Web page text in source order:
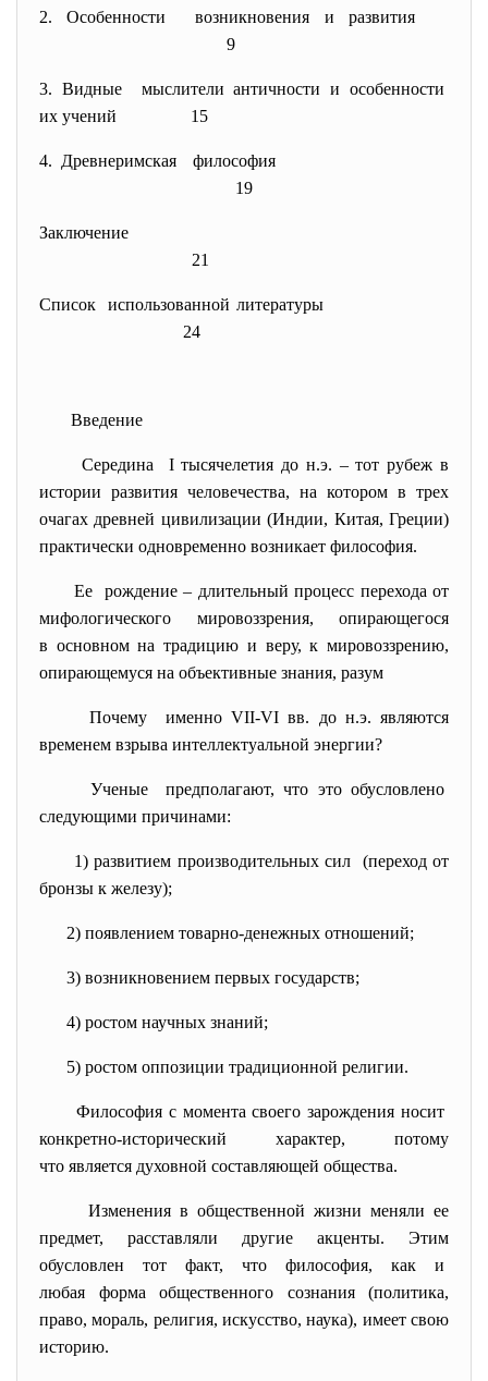
2. Особенности возникновения и развития
9
3. Видные мыслители античности и особенности
их учений 15
4. Древнеримская философия
19
Заключение
21
Список использованной литературы
24
Введение
Середина I тысячелетия до н.э. – тот рубеж в
истории развития человечества, на котором в трех
очагах древней цивилизации (Индии, Китая, Греции)
практически одновременно возникает философия.
Ее рождение – длительный процесс перехода от
мифологического мировоззрения, опирающегося
в основном на традицию и веру, к мировоззрению,
опирающемуся на объективные знания, разум
Почему именно VII-VI вв. до н.э. являются
временем взрыва интеллектуальной энергии?
Ученые предполагают, что это обусловлено
следующими причинами:
1) развитием производительных сил (переход от
бронзы к железу);
2) появлением товарно-денежных отношений;
3) возникновением первых государств;
4) ростом научных знаний;
5) ростом оппозиции традиционной религии.
Философия с момента своего зарождения носит
конкретно-исторический характер, потому
что является духовной составляющей общества.
Изменения в общественной жизни меняли ее
предмет, расставляли другие акценты. Этим
обусловлен тот факт, что философия, как и
любая форма общественного сознания (политика,
право, мораль, религия, искусство, наука), имеет свою
историю.